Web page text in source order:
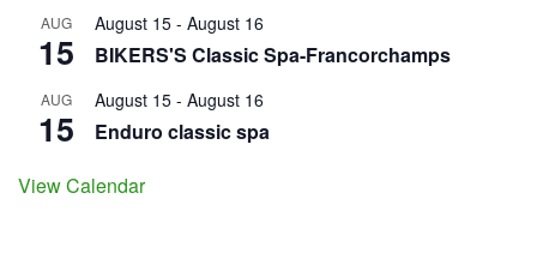
AUG
15
August 15 - August 16
BIKERS'S Classic Spa-Francorchamps
AUG
15
August 15 - August 16
Enduro classic spa
View Calendar